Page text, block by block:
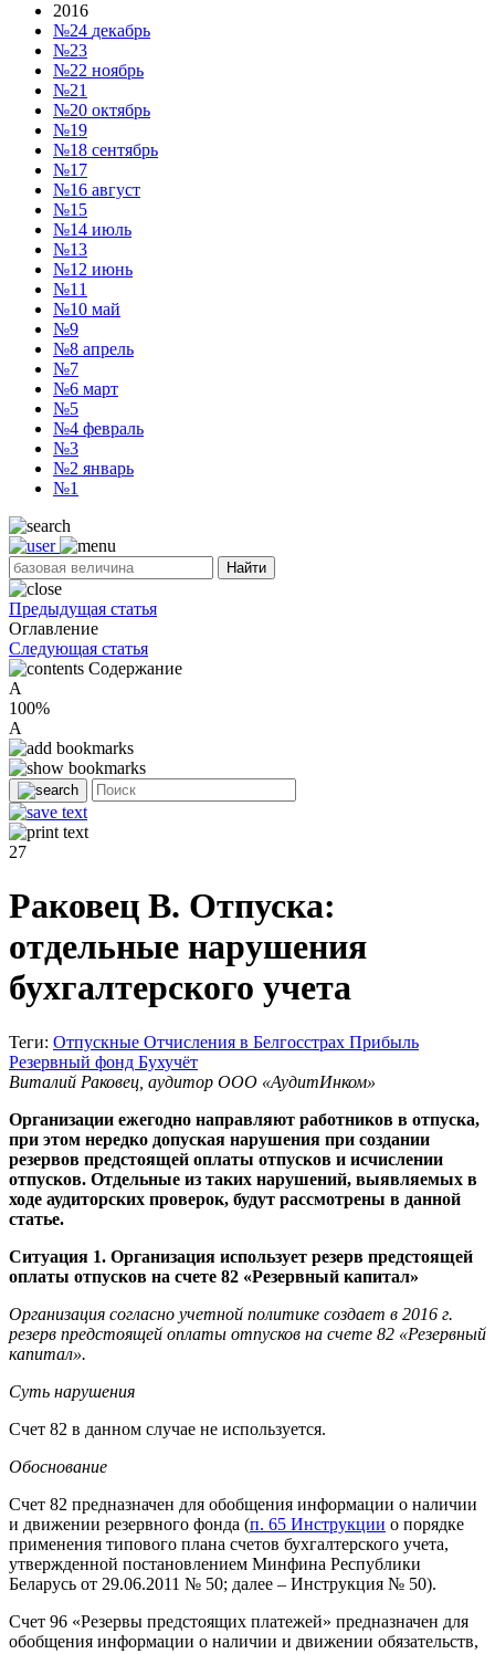
2016
№24 декабрь
№23
№22 ноябрь
№21
№20 октябрь
№19
№18 сентябрь
№17
№16 август
№15
№14 июль
№13
№12 июнь
№11
№10 май
№9
№8 апрель
№7
№6 март
№5
№4 февраль
№3
№2 январь
№1
Найти
Предыдущая статья
Оглавление
Следующая статья
Содержание
A
100%
A
27
Раковец В. Отпуска:
отдельные нарушения
бухгалтерского учета
Теги: Отпускные Отчисления в Белгосстрах Прибыль
Резервный фонд Бухучёт
Виталий Раковец, аудитор ООО «АудитИнком»
Организации ежегодно направляют работников в отпуска,
при этом нередко допуская нарушения при создании
резервов предстоящей оплаты отпусков и исчислении
отпусков. Отдельные из таких нарушений, выявляемых в
ходе аудиторских проверок, будут рассмотрены в данной
статье.
Ситуация 1. Организация использует резерв предстоящей
оплаты отпусков на счете 82 «Резервный капитал»
Организация согласно учетной политике создает в 2016 г.
резерв предстоящей оплаты отпусков на счете 82 «Резервный
капитал».
Суть нарушения
Счет 82 в данном случае не используется.
Обоснование
Счет 82 предназначен для обобщения информации о наличии
и движении резервного фонда (п. 65 Инструкции о порядке
применения типового плана счетов бухгалтерского учета,
утвержденной постановлением Минфина Республики
Беларусь от 29.06.2011 № 50; далее – Инструкция № 50).
Счет 96 «Резервы предстоящих платежей» предназначен для
обобщения информации о наличии и движении обязательств,